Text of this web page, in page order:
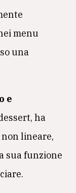
menu
una
e
ha
non lineare,
sua funzione